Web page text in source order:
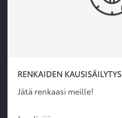
RENKAIDEN KAUSISÄILYTYS
Jätä renkaasi meille!